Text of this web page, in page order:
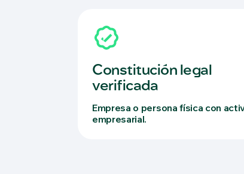
Constitución legal
verificada
Empresa o persona física con
empresarial.